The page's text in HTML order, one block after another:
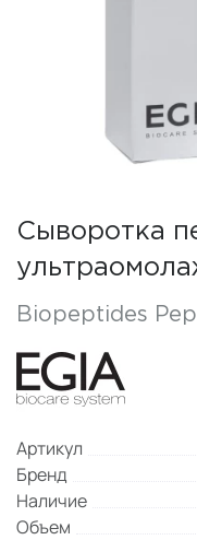
Сыворотка
Biopeptides
Артикул
Бренд
Наличие
Объем